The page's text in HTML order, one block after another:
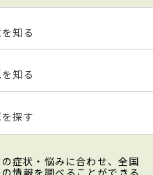
を知る
を知る
を探す
症状・悩みに合わせ、全国